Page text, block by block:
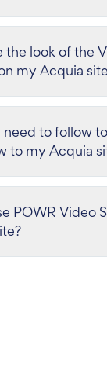
the look of the
my Acquia
to follow
to my Acquia
POWR Video